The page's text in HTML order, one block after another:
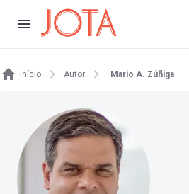
Início Autor Mario A. Zúñiga